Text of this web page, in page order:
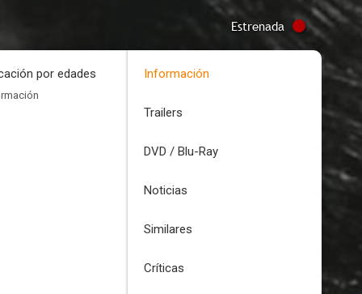
Estrenada
por edades Información
Trailers
DVD / Blu-Ray
Noticias
Similares
Críticas